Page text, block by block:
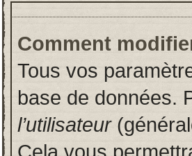
Comment
Tous vos
base de données.
l’utilisateur